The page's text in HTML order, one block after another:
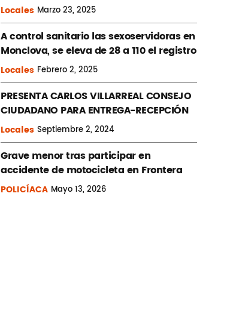
Locales Marzo23, 2025
A control sanitario las sexoservidoras en
Monclova, se eleva de 28 a 110 el registro
Locales Febrero2, 2025
PRESENTA CARLOS VILLARREAL CONSEJO
CIUDADANO PARA ENTREGA-RECEPCIÓN
Locales Septiembre2, 2024
Grave menor tras participar en
accidente de motocicleta en Frontera
POLICÍACA Mayo13, 2026